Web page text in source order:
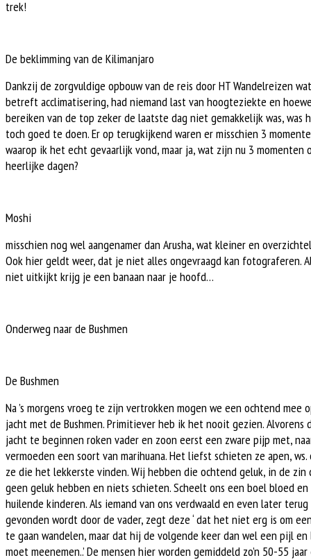
trek!
De beklimming van de Kilimanjaro
Dankzij de zorgvuldige opbouw van de reis door HT Wandelreizen wat
betreft acclimatisering, had niemand last van hoogteziekte en
bereiken van de top zeker de laatste dag niet gemakkelijk was, was
toch goed te doen. Er op terugkijkend waren er misschien 3
waarop ik het echt gevaarlijk vond, maar ja, wat zijn nu 3 momenten
heerlijke dagen?
Moshi
misschien nog wel aangenamer dan Arusha, wat kleiner en
Ook hier geldt weer, dat je niet alles ongevraagd kan fotograferen.
niet uitkijkt krijg je een banaan naar je hoofd…
Onderweg naar de Bushmen
De Bushmen
Na ’s morgens vroeg te zijn vertrokken mogen we een ochtend mee
jacht met de Bushmen. Primitiever heb ik het nooit gezien. Alvorens
jacht te beginnen roken vader en zoon eerst een zware pijp met,
vermoeden een soort van marihuana. Het liefst schieten ze apen, ws.
ze die het lekkerste vinden. Wij hebben die ochtend geluk, in de zin
geen geluk hebben en niets schieten. Scheelt ons een boel bloed en
huilende kinderen. Als iemand van ons verdwaald en even later terug
gevonden wordt door de vader, zegt deze ‘ dat het niet erg is om
te gaan wandelen, maar dat hij de volgende keer dan wel een pijl en
moet meenemen..’ De mensen hier worden gemiddeld zo’n 50-55 jaar